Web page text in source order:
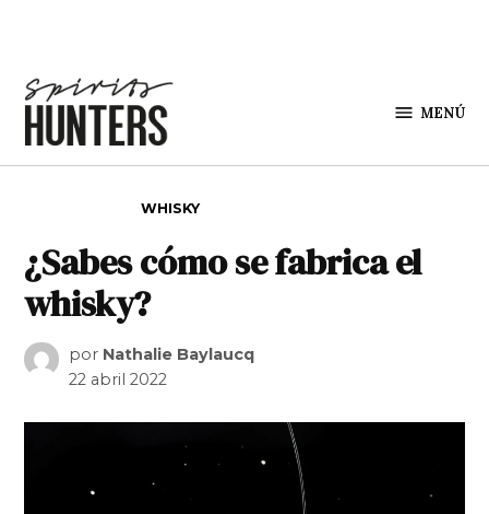
MENÚ
WHISKY
¿Sabes cómo se fabrica el
whisky?
por Nathalie Baylaucq
22 abril 2022